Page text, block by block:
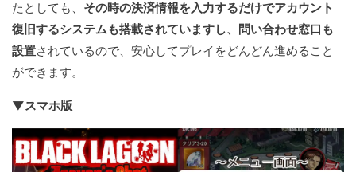
たとしても、 その時の決済情報を入力するだけでアカウント
復旧するシステムも搭載されていますし、問い合わせ窓口も
設置されているので、安心してプレイをどんどん進めること
ができます。
▼スマホ版